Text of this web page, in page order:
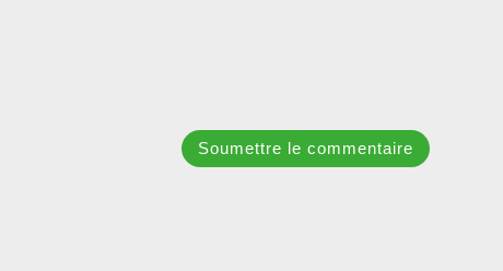
Soumettre le commentaire